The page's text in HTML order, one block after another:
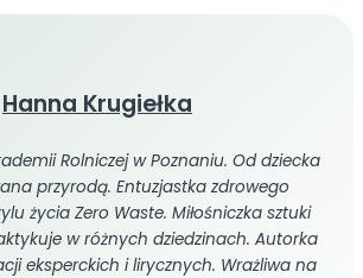
Hanna Krugiełka
Rolniczej w Poznaniu. Od dziecka
przyrodą. Entuzjastka zdrowego
życia Zero Waste. Miłośniczka sztuki
w różnych dziedzinach. Autorka
eksperckich i lirycznych. Wrażliwa na